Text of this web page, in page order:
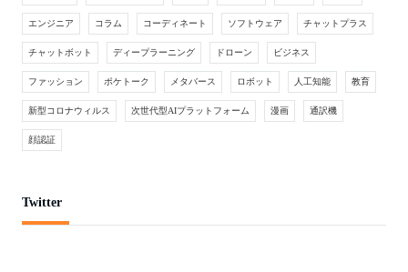
エンジニア コラム コーディネート ソフトウェア チャットプラス
チャットボット ディープラーニング ドローン ビジネス
ファッション ポケトーク メタバース ロボット 人工知能 教育
新型コロナウィルス 次世代型AIプラットフォーム 漫画 通訳機
顔認証
Twitter